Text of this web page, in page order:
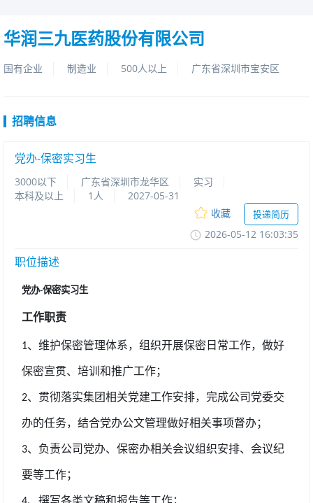
华润三九医药股份有限公司
国有企业 制造业 500人以上 广东省深圳市宝安区
招聘信息
党办-保密实习生
3000以下 广东省深圳市龙华区
实习
本科及以上
1人
2027-05-31
收藏
投递简历
2026-05-1216:03:35
职位描述
党办-保密实习生
工作职责
1、维护保密管理体系，组织开展保密日常工作，做好
保密宣贯、培训和推广工作；
2、贯彻落实集团相关党建工作安排，完成公司党委交
办的任务，结合党办公文管理做好相关事项督办；
3、负责公司党办、保密办相关会议组织安排、会议纪
要等工作；
、撰写各类文稿和报告等工作；